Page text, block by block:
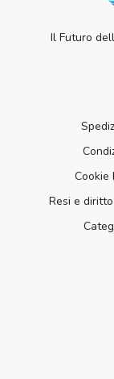
Il Futuro
Cookie
Resi e